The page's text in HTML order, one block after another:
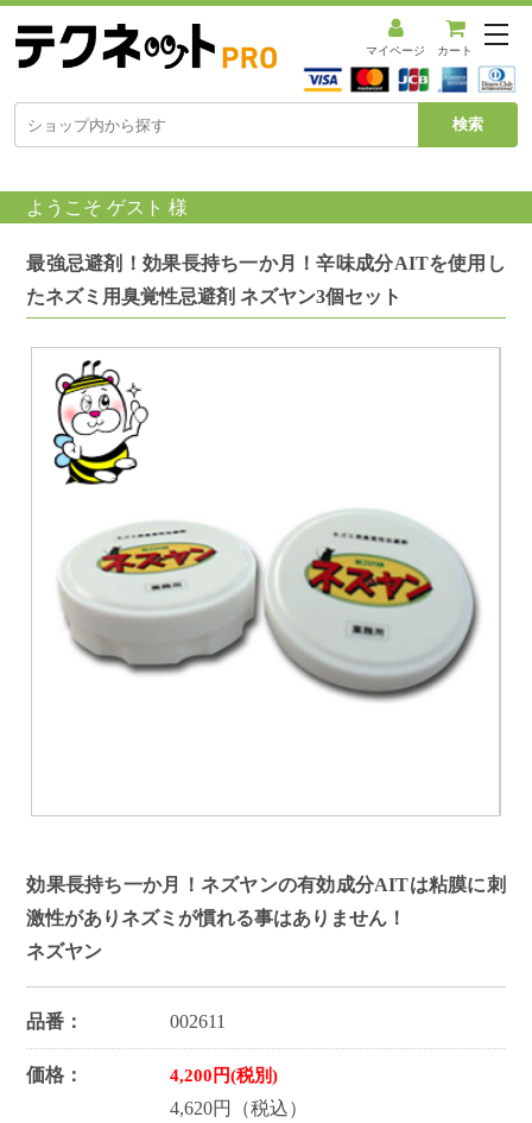
マイページ カート
メ
ュ
ー
を
く
ようこそ ゲスト 様
最強忌避剤！効果長持ち一か月！辛味成分AITを使用し
たネズミ用臭覚性忌避剤 ネズヤン3個セット
効果長持ち一か月！ネズヤンの有効成分AITは粘膜に刺
激性がありネズミが慣れる事はありません！
ネズヤン
品番： 002611
価格： 4,200円(税別)
4,620円（税込）